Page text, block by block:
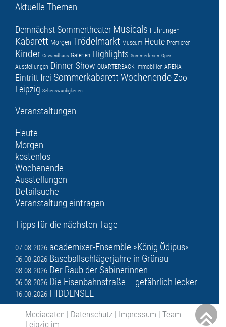
Aktuelle Themen
DemnächstSommertheater Musicals Führungen
Kabarett Morgen Trödelmarkt Museum Heute Premieren
Kinder Gewandhaus Galerien Highlights Sommerferien Oper
Ausstellungen Dinner-Show QUARTERBACK Immobilien ARENA
Eintritt frei Sommerkabarett Wochenende Zoo
Leipzig Sehenswürdigkeiten
Veranstaltungen
Heute
Morgen
kostenlos
Wochenende
Ausstellungen
Detailsuche
Veranstaltung eintragen
Tipps für die nächsten Tage
07.08.2026 academixer-Ensemble »König Ödipus«
06.08.2026 Baseballschlägerjahre in Grünau
08.08.2026 Der Raub der Sabinerinnen
06.08.2026 Die Eisenbahnstraße – gefährlich lecker
16.08.2026 HIDDENSEE
Mediadaten | Datenschutz | Impressum | Team
Leipzig im